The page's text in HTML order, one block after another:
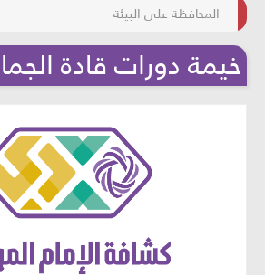
المحافظة على البيئة
خيمة دورات قادة